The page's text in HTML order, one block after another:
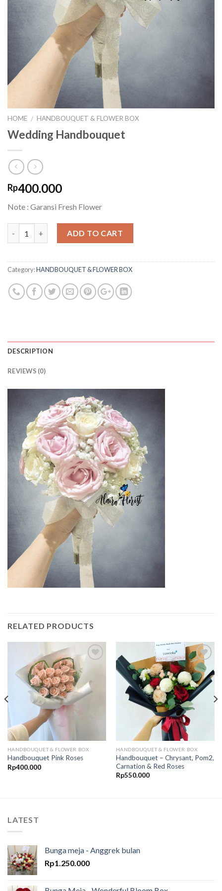
HOME / HANDBOUQUET & FLOWER BOX
Wedding Handbouquet
Rp400.000
Note : Garansi Fresh Flower
ADD TO CART
Category:HANDBOUQUET & FLOWER BOX
DESCRIPTION
REVIEWS (0)
RELATED PRODUCTS
Add to
Wishlist
HANDBOUQUET & FLOWER BOX
Handbouquet Pink Roses
Rp400.000
Add to
Wishlist
HANDBOUQUET & FLOWER BOX
Handbouquet – Chrysant, Pom2,
Carnation & Red Roses
Rp550.000
LATEST
Bunga meja - Anggrek bulan
Rp1.250.000